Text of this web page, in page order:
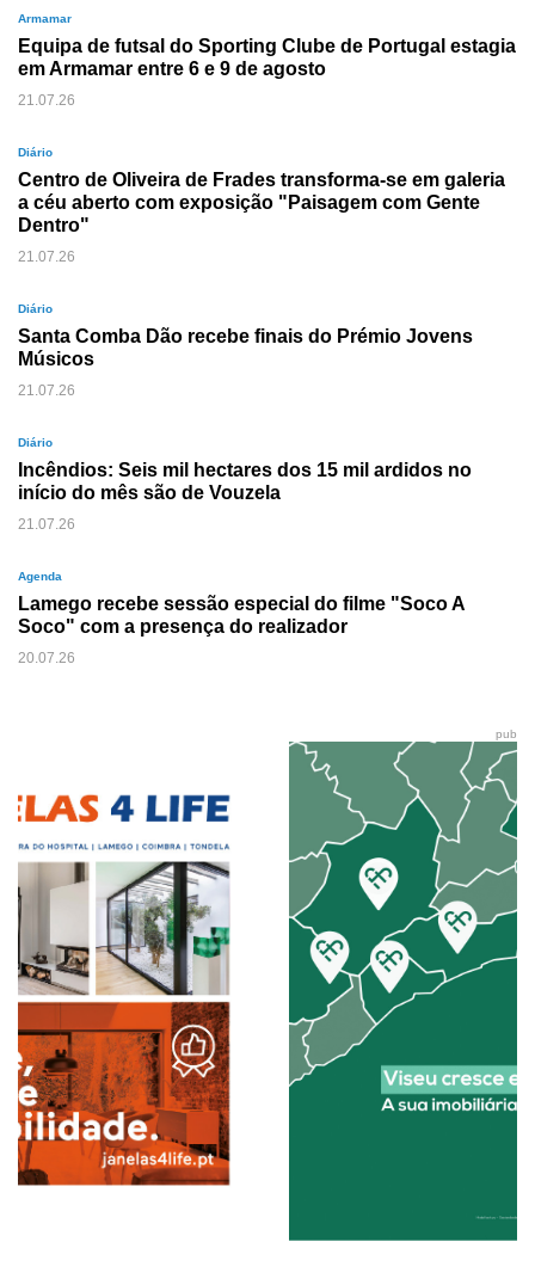
Armamar
Equipa de futsal do Sporting Clube de Portugal estagia
em Armamar entre 6 e 9 de agosto
21.07.26
Diário
Centro de Oliveira de Frades transforma-se em galeria
a céu aberto com exposição "Paisagem com Gente
Dentro"
21.07.26
Diário
Santa Comba Dão recebe finais do Prémio Jovens
Músicos
21.07.26
Diário
Incêndios: Seis mil hectares dos 15 mil ardidos no
início do mês são de Vouzela
21.07.26
Agenda
Lamego recebe sessão especial do filme "Soco A
Soco" com a presença do realizador
20.07.26
pub